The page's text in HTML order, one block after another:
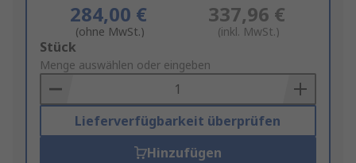
284,00 €
(ohne MwSt.)
337,96 €
(inkl. MwSt.)
Add
to
Basket
Stück
Menge auswählen oder eingeben
Lieferverfügbarkeit überprüfen
Hinzufügen